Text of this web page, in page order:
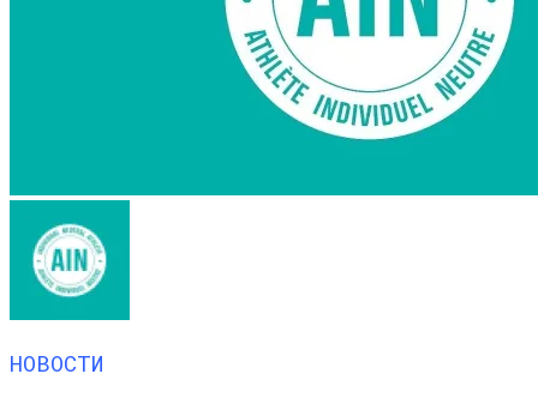
НОВОСТИ